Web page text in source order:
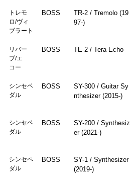
トレモ
ロ/ヴィ
ブラート
BOSS
TR-2 / Tremolo (19
97-)
リバー
ブ/エ
コー
BOSS TE-2 / Tera Echo
シンセペ
ダル
BOSS
SY-300 / Guitar Sy
nthesizer (2015-)
シンセペ
ダル
BOSS
SY-200 / Synthesiz
er (2021-)
シンセペ
ダル
BOSS
SY-1 / Synthesizer
(2019-)